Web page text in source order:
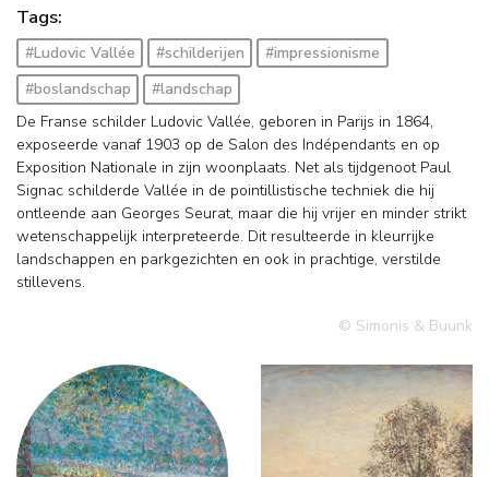
Tags:
#Ludovic Vallée #schilderijen
#impressionisme
#boslandschap
#landschap
De Franse schilder Ludovic Vallée, geboren in Parijs in 1864,
exposeerde vanaf 1903 op de Salon des Indépendants en op
Exposition Nationale in zijn woonplaats. Net als tijdgenoot Paul
Signac schilderde Vallée in de pointillistische techniek die hij
ontleende aan Georges Seurat, maar die hij vrijer en minder strikt
wetenschappelijk interpreteerde. Dit resulteerde in kleurrijke
landschappen en parkgezichten en ook in prachtige, verstilde
stillevens.
© Simonis & Buunk